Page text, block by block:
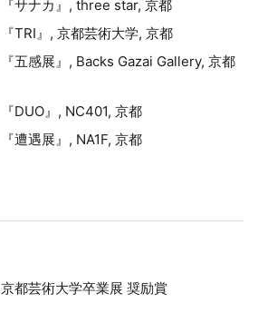
『サナカ』, three star, 京都
『TRI』, 京都芸術大学, 京都
『五感展』, Backs Gazai Gallery, 京都
『DUO』, NC401, 京都
『遭遇展』, NA1F, 京都
京都芸術大学卒業展 奨励賞